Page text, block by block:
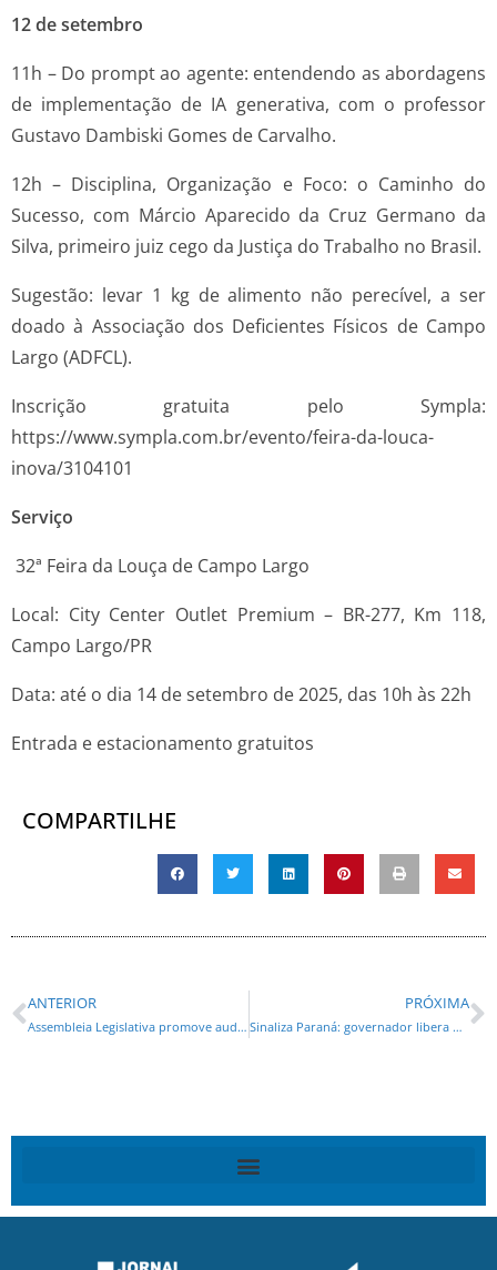
12 de setembro
11h – Do prompt ao agente: entendendo as abordagens
de implementação de IA generativa, com o professor
Gustavo Dambiski Gomes de Carvalho.
12h – Disciplina, Organização e Foco: o Caminho do
Sucesso, com Márcio Aparecido da Cruz Germano da
Silva, primeiro juiz cego da Justiça do Trabalho no Brasil.
Sugestão: levar 1 kg de alimento não perecível, a ser
doado à Associação dos Deficientes Físicos de Campo
Largo (ADFCL).
Inscrição gratuita pelo Sympla:
https://www.sympla.com.br/evento/feira-da-louca-
inova/3104101
Serviço
32ª Feira da Louça de Campo Largo
Local: City Center Outlet Premium – BR-277, Km 118,
Campo Largo/PR
Data: até o dia 14 de setembro de 2025, das 10h às 22h
Entrada e estacionamento gratuitos
COMPARTILHE
ANTERIOR
Assembleia Legislativa promove audiência pública sobre a regulamentação da profissão de Educador(a) Social
PRÓXIMA
Sinaliza Paraná: governador libera R$ 100 milhões para sinalização viária das cidades